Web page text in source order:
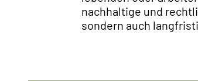
nachhaltige und
sondern auch